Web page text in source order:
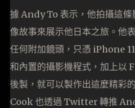
據 Andy To 表示，他拍攝這條
像故事來展示他日本之旅。他
任何附加鏡頭，只憑 iPhone
和內置的攝影機程式，加上以
後製，就可以製作出這麼精彩
Cook 也透過 Twitter 轉推